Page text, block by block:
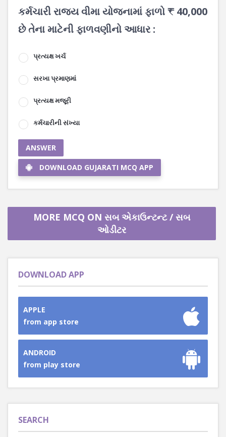
કર્મચારી રાજ્ય વીમા યોજનામાં ફાળો ₹ 40,000
છે તેના માટેની ફાળવણીનો આધાર :
પ્રત્યક્ષ ખર્ચ
સરખા પ્રમાણમાં
પ્રત્યક્ષ મજૂરી
કર્મચારીની સંખ્યા
ANSWER
DOWNLOAD GUJARATI MCQ APP
MORE MCQ ON સબ એકાઉન્ટન્ટ / સબ
ઓડીટર
DOWNLOAD APP
APPLE
from app store
ANDROID
from play store
SEARCH